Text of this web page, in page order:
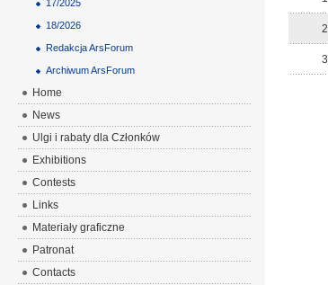
2
3
17/2025
18/2026
Redakcja ArsForum
Archiwum ArsForum
Home
News
Ulgi i rabaty dla Członków
Exhibitions
Contests
Links
Materiały graficzne
Patronat
Contacts